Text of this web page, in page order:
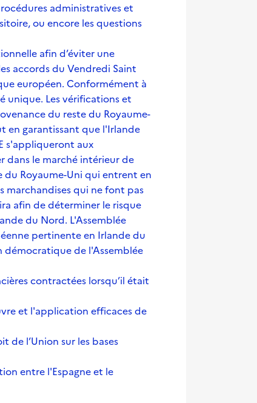
administratives et
ou encore les questions
afin d’éviter une
accords du Vendredi Saint
européen. Conformément à
unique. Les vérifications et
du reste du Royaume-
en garantissant que l'Irlande
s'appliqueront aux
dans le marché intérieur de
du Royaume-Uni qui entrent en
marchandises qui ne font pas
afin de déterminer le risque
du Nord. L'Assemblée
pertinente en Irlande du
démocratique de l'Assemblée
contractées lorsqu’il était
et l'application efficaces de
de l’Union sur les bases
entre l'Espagne et le